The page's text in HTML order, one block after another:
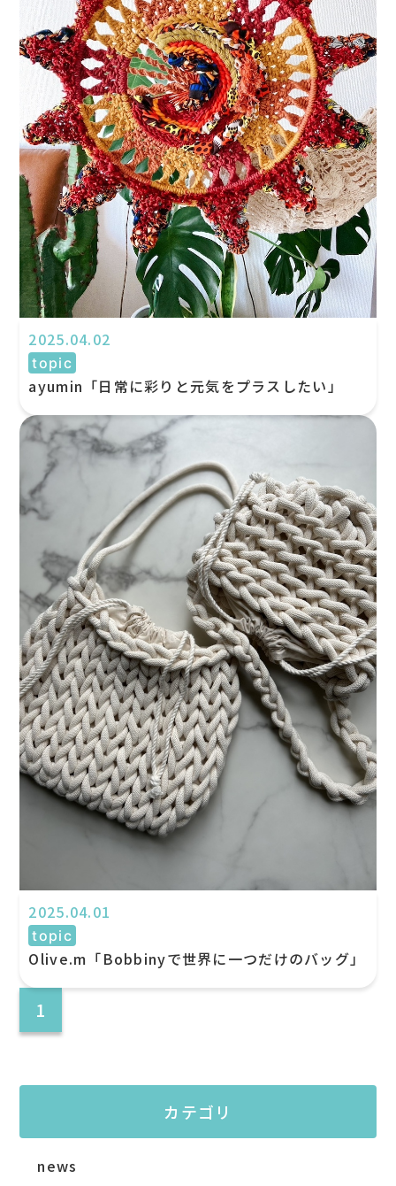
2025.04.02
topic
ayumin「日常に彩りと元気をプラスしたい」
2025.04.01
topic
Olive.m「Bobbinyで世界に一つだけのバッグ」
1
カテゴリ
news